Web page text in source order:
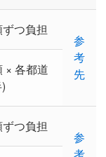
つ負担
参
考
先
× 各都道
つ負担
参
考